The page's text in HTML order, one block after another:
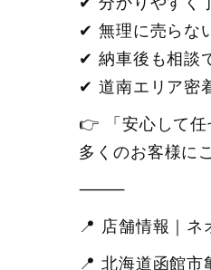
✔ 無理に売らな
✔ 納車後も相談
✔ 道南エリア密
👉 「安心して
多くのお客様に
⸻
📍 店舗情報｜ネ
📍 北海道函館市